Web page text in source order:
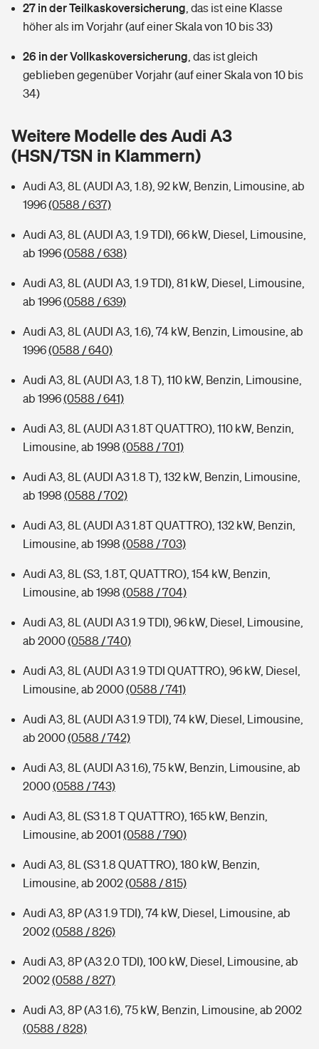
Sie haben Fragen?
Restkreditversicherung
Zur Übersicht
Hochwasser-Check: Wie gefährdet ist Ihr Haus?
Wer versichert was: Jetzt Versicherer finden
Sie haben Fragen?
Reiseversicherung
Pferdehalter-Haftpflicht
Private Cyberversicherung
Musikinstrumentenversicherung
Zur Übersicht
Tools
Kinderunfall-Check: Mehr Sicherheit für deine Kids
Sie haben Fragen?
Wer versichert was: Jetzt Versicherer finden
Sie haben Fragen?
Rentenrechner: Wie viel Geld bekomme ich im Alter?
27 in der Teilkaskoversicherung das ist eine Klasse
höher als im Vorjahr (auf einer Skala von 10 bis 33)
26 in der Vollkaskoversicherung das ist gleich
geblieben gegenüber Vorjahr (auf einer Skala von 10 bis
34)
Weitere Modelle des Audi A3
(HSN/TSN in Klammern)
Audi A3, 8L (AUDI A3, 1.8), 92 kW, Benzin, Limousine, ab
1996(0588 / 637)
Audi A3, 8L (AUDI A3, 1.9 TDI), 66 kW, Diesel, Limousine,
ab 1996(0588 / 638)
Audi A3, 8L (AUDI A3, 1.9 TDI), 81 kW, Diesel, Limousine,
ab 1996(0588 / 639)
Audi A3, 8L (AUDI A3, 1.6), 74 kW, Benzin, Limousine, ab
1996(0588 / 640)
Audi A3, 8L (AUDI A3, 1.8 T), 110 kW, Benzin, Limousine,
ab 1996(0588 / 641)
Audi A3, 8L (AUDI A3 1.8T QUATTRO), 110 kW, Benzin,
Limousine, ab 1998 (0588 / 701)
Audi A3, 8L (AUDI A3 1.8 T), 132 kW, Benzin, Limousine,
ab 1998 (0588 / 702)
Audi A3, 8L (AUDI A3 1.8T QUATTRO), 132 kW, Benzin,
Limousine, ab 1998 (0588 / 703)
Audi A3, 8L (S3, 1.8T, QUATTRO), 154 kW, Benzin,
Limousine, ab 1998 (0588 / 704)
Audi A3, 8L (AUDI A3 1.9 TDI), 96 kW, Diesel, Limousine,
ab 2000(0588 / 740)
Audi A3, 8L (AUDI A3 1.9 TDI QUATTRO), 96 kW, Diesel,
Limousine, ab 2000(0588 / 741)
Audi A3, 8L (AUDI A3 1.9 TDI), 74 kW, Diesel, Limousine,
ab 2000(0588 / 742)
Audi A3, 8L (AUDI A3 1.6), 75 kW, Benzin, Limousine, ab
2000(0588 / 743)
Audi A3, 8L (S3 1.8 T QUATTRO), 165 kW, Benzin,
Limousine, ab 2001 (0588 / 790)
Audi A3, 8L (S3 1.8 QUATTRO), 180 kW, Benzin,
Limousine, ab 2002(0588 / 815)
Audi A3, 8P (A3 1.9 TDI), 74 kW, Diesel, Limousine, ab
2002(0588 / 826)
Audi A3, 8P (A3 2.0 TDI), 100 kW, Diesel, Limousine, ab
2002(0588 / 827)
Audi A3, 8P (A3 1.6), 75 kW, Benzin, Limousine, ab 2002
(0588 / 828)